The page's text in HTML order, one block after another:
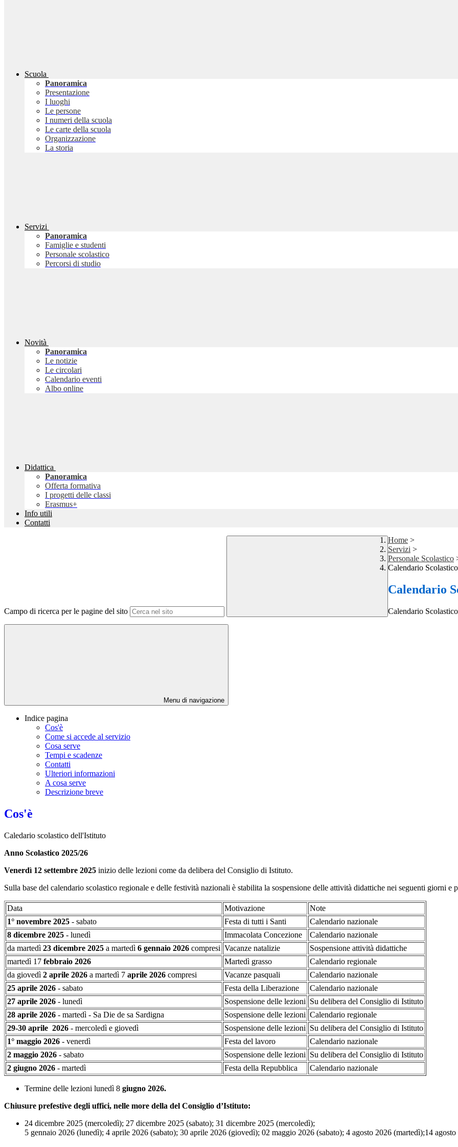
Scuola
Panoramica
Presentazione
I luoghi
Le persone
I numeri della scuola
Le carte della scuola
Organizzazione
La storia
Servizi
Panoramica
Famiglie e studenti
Personale scolastico
Percorsi di studio
Novità
Panoramica
Le notizie
Le circolari
Calendario eventi
Albo online
Didattica
Panoramica
Offerta formativa
I progetti delle classi
Erasmus+
Info utili
Contatti
Campo di ricerca per le pagine del sito
Home >
Servizi >
Personale Scolastico
Calendario Scolastico
Calendario
Calendario Scolastico
Menu di navigazione
Indice pagina
Cos'è
Come si accede al servizio
Cosa serve
Tempi e scadenze
Contatti
Ulteriori informazioni
A cosa serve
Descrizione breve
Cos'è
Caledario scolastico dell'Istituto
Anno Scolastico 2025/26
Venerdì 12 settembre 2025 inizio delle lezioni come da delibera del Consiglio di Istituto.
Sulla base del calendario scolastico regionale e delle festività nazionali è stabilita la sospensione delle attività didattiche nei seguenti giorni e
Data Motivazione
Note
1° novembre 2025 - sabato Festa di tutti i Santi
Calendario nazionale
8 dicembre 2025 - lunedì Immacolata Concezione
Calendario nazionale
da martedì 23 dicembre 2025 a martedì 6 gennaio 2026 compresi Vacanze natalizie
Sospensione attività didattiche
martedì 17 febbraio 2026 Martedì grasso
Calendario regionale
da giovedì 2 aprile 2026 a martedì 7 aprile 2026 compresi Vacanze pasquali
Calendario nazionale
25 aprile 2026 - sabato Festa della Liberazione
Calendario nazionale
27 aprile 2026 - lunedì Sospensione delle lezioni Su delibera del Consiglio di Istituto
28 aprile 2026 - martedì - Sa Die de sa Sardigna Sospensione delle lezioni Calendario regionale
29-30 aprile 2026 - mercoledì e giovedì Sospensione delle lezioni Su delibera del Consiglio di Istituto
1° maggio 2026 - venerdì Festa del lavoro
Calendario nazionale
2 maggio 2026 - sabato Sospensione delle lezioni Su delibera del Consiglio di Istituto
2 giugno 2026 - martedì Festa della Repubblica Calendario nazionale
Termine delle lezioni lunedì 8 giugno 2026.
Chiusure prefestive degli uffici, nelle more della del Consiglio d’Istituto:
24 dicembre 2025 (mercoledì); 27 dicembre 2025 (sabato); 31 dicembre 2025 (mercoledì);
5 gennaio 2026 (lunedì); 4 aprile 2026 (sabato); 30 aprile 2026 (giovedì); 02 maggio 2026 (sabato); 4 agosto 2026 (martedì);14